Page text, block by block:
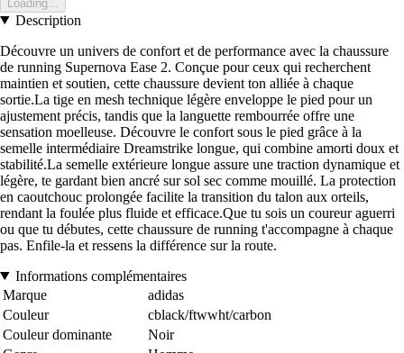
Loading...
Description
Découvre un univers de confort et de performance avec la chaussure
de running Supernova Ease 2. Conçue pour ceux qui recherchent
maintien et soutien, cette chaussure devient ton alliée à chaque
sortie.La tige en mesh technique légère enveloppe le pied pour un
ajustement précis, tandis que la languette rembourrée offre une
sensation moelleuse. Découvre le confort sous le pied grâce à la
semelle intermédiaire Dreamstrike longue, qui combine amorti doux et
stabilité.La semelle extérieure longue assure une traction dynamique et
légère, te gardant bien ancré sur sol sec comme mouillé. La protection
en caoutchouc prolongée facilite la transition du talon aux orteils,
rendant la foulée plus fluide et efficace.Que tu sois un coureur aguerri
ou que tu débutes, cette chaussure de running t'accompagne à chaque
pas. Enfile-la et ressens la différence sur la route.
Informations complémentaires
Marque
adidas
Couleur
cblack/ftwwht/carbon
Couleur dominante
Noir